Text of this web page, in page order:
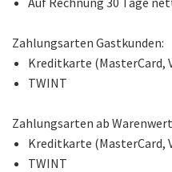
Zahlungsarten Gastkunden:
Kreditkarte (MasterCard,
TWINT
Zahlungsarten ab Warenwert
Kreditkarte (MasterCard,
TWINT